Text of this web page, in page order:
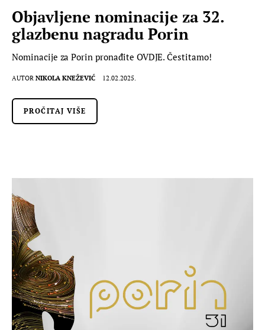
Objavljene nominacije za 32.
glazbenu nagradu Porin
Nominacije za Porin pronađite OVDJE. Čestitamo!
AUTOR NIKOLA KNEŽEVIĆ 12.02.2025.
PROČITAJ VIŠE